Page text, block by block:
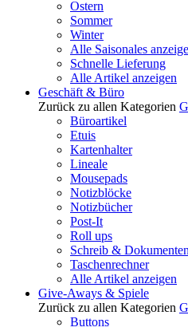
Ostern
Sommer
Winter
Alle Saisonales
Schnelle Lieferung
Alle Artikel anzeigen
Geschäft & Büro
Zurück zu allen Kategorien
Büroartikel
Etuis
Kartenhalter
Lineale
Mousepads
Notizblöcke
Notizbücher
Post-It
Roll ups
Schreib &
Taschenrechner
Alle Artikel anzeigen
Give-Aways & Spiele
Zurück zu allen Kategorien
Buttons